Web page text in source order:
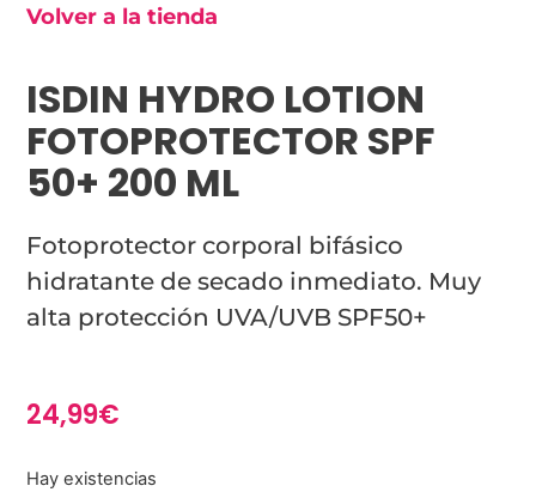
Volver a la tienda
ISDIN HYDRO LOTION
FOTOPROTECTOR SPF
50+ 200 ML
Fotoprotector corporal bifásico
hidratante de secado inmediato. Muy
alta protección UVA/UVB SPF50+
24,99€
Hay existencias